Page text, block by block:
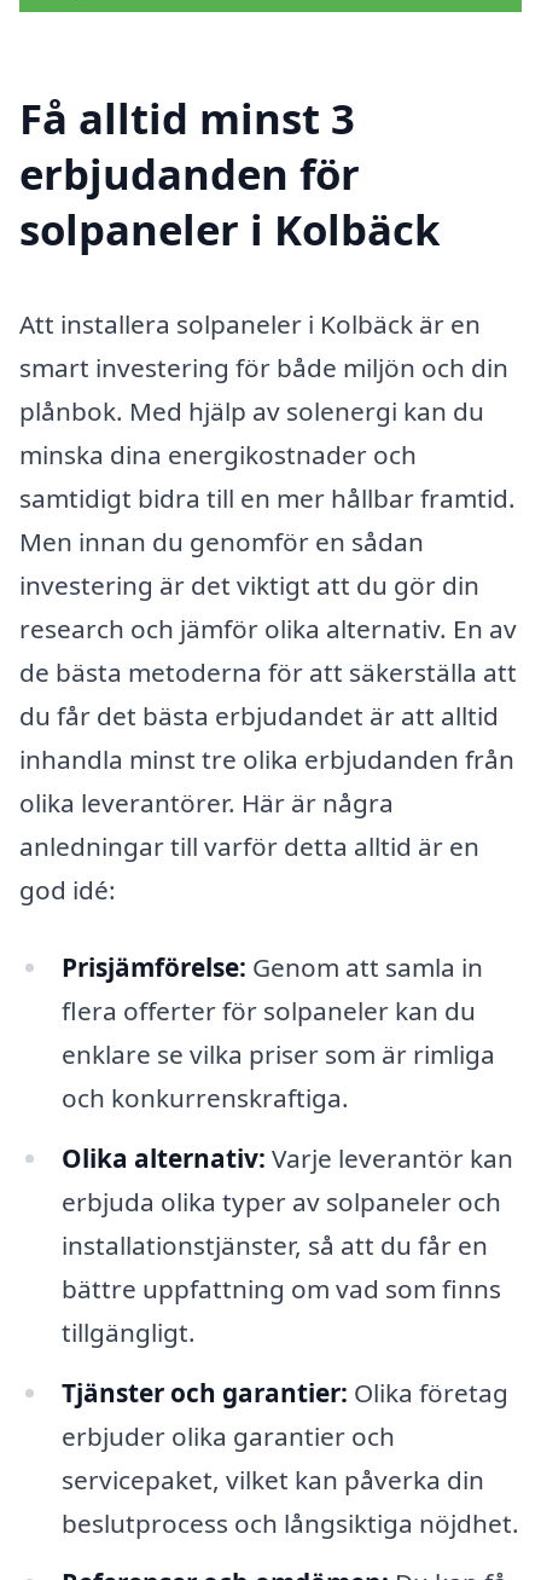
Få alltid minst 3
erbjudanden för
solpaneler i Kolbäck
Att installera solpaneler i Kolbäck är en
smart investering för både miljön och din
plånbok. Med hjälp av solenergi kan du
minska dina energikostnader och
samtidigt bidra till en mer hållbar framtid.
Men innan du genomför en sådan
investering är det viktigt att du gör din
research och jämför olika alternativ. En av
de bästa metoderna för att säkerställa att
du får det bästa erbjudandet är att alltid
inhandla minst tre olika erbjudanden från
olika leverantörer. Här är några
anledningar till varför detta alltid är en
god idé:
Prisjämförelse: Genom att samla in
flera offerter för solpaneler kan du
enklare se vilka priser som är rimliga
och konkurrenskraftiga.
Olika alternativ: Varje leverantör kan
erbjuda olika typer av solpaneler och
installationstjänster, så att du får en
bättre uppfattning om vad som finns
tillgängligt.
Tjänster och garantier: Olika företag
erbjuder olika garantier och
servicepaket, vilket kan påverka din
beslutprocess och långsiktiga nöjdhet.